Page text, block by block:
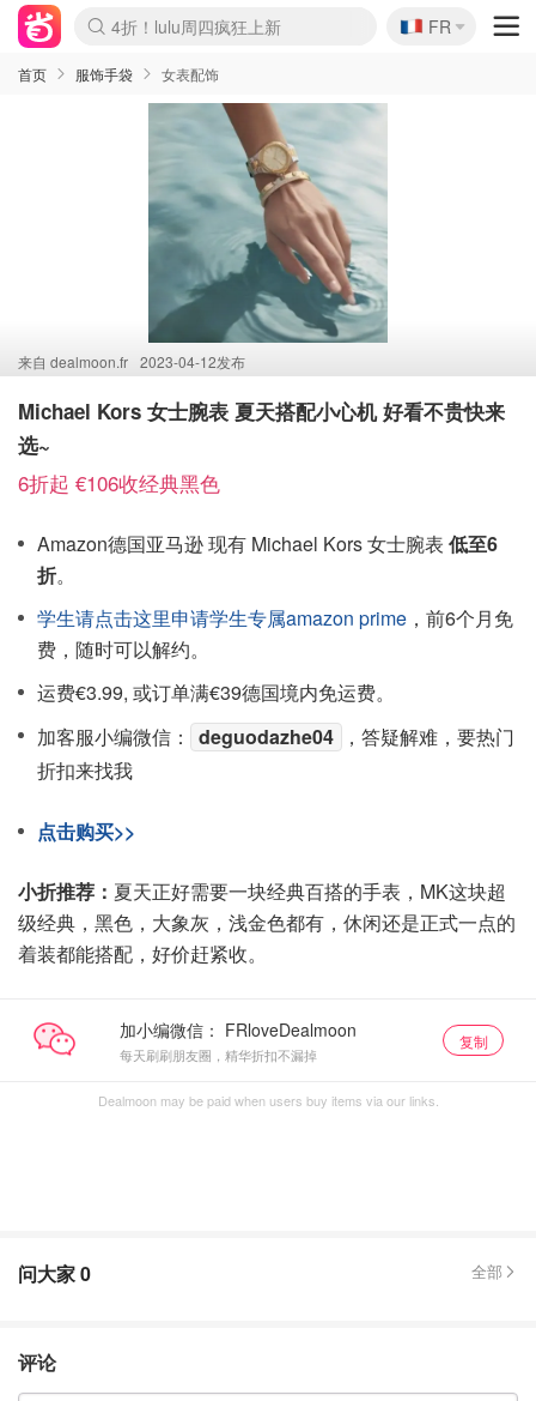
Boticinal 夏促开抢！
4折！lulu周四疯狂上新
还没结束！&OtherStories大促
Joybuy变相75折 随时失效
速领！Stanley独家85折
疑似霸哥！Camper额外叠85折
Zalando 奥莱闪促！每日更新
Moncler反季囤！5折起+叠9折
Coach Brooklyn仅€192
🇫🇷
FR
首页 服饰手袋 女表配饰
来自 dealmoon.fr 2023-04-12发布
Michael Kors 女士腕表 夏天搭配小心机 好看不贵快来
选~
6折起 €106收经典黑色
Amazon德国亚马逊 现有 Michael Kors 女士腕表 低至6
折。
学生请点击这里申请学生专属amazon prime ，前6个月免
费，随时可以解约。
运费€3.99, 或订单满€39德国境内免运费。
加客服小编微信：
deguodazhe04
，答疑解难，要热门
折扣来找我
点击购买>>
小折推荐： 夏天正好需要一块经典百搭的手表，MK这块超
级经典，黑色，大象灰，浅金色都有，休闲还是正式一点的
着装都能搭配，好价赶紧收。
加小编微信：
每天刷刷朋友圈，精华折扣不漏掉
复制
Dealmoon may be paid when users buy items via our links.
问大家0 全部
评论